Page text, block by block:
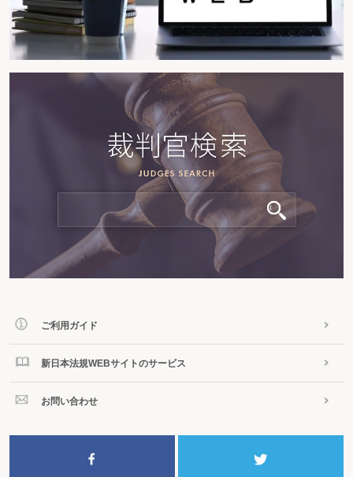
ご利用ガイド
新日本法規WEBサイトのサービス
お問い合わせ